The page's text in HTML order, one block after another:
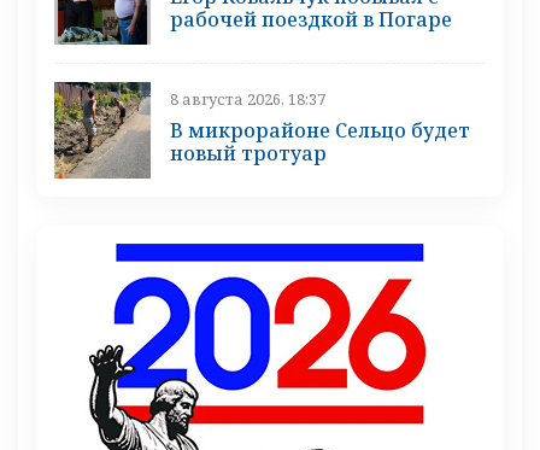
рабочей поездкой в Погаре
8 августа 2026, 18:37
В микрорайоне Сельцо будет
новый тротуар